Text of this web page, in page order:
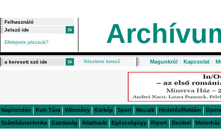
Elfelejtette jelszavát?
Részletes kereső Magunkról | Kapcsolat |
Napirenden Kult-Túra Vélemény Körkép Sport Mozaik Hirdetés/Reklám Opera
Számítástechnika Gazdaság Állatbarát Egészségügy Riport Decibel Motorház